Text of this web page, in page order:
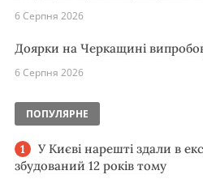
6 Серпня 2026
Доярки на Черкащині
6 Серпня 2026
ПОПУЛЯРНЕ
У Києві нарешті здали в
збудований 12 років тому